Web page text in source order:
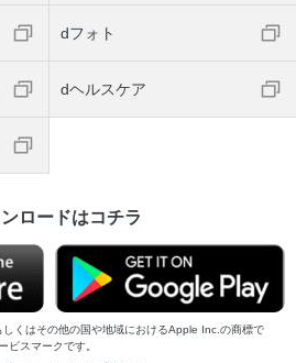
dフォト
dヘルスケア
ロードはコチラ
くはその他の国や地域におけるApple Inc.の商標で
スマークです。